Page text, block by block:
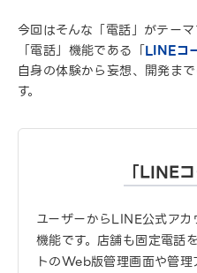
今回はそんな「電話」がテー
「電話」機能である「LINEコ
自身の体験から妄想、開発ま
す。
「LINE
ユーザーからLINE公式ア
機能です。店舗も固定電話
トのWeb版管理画面や管